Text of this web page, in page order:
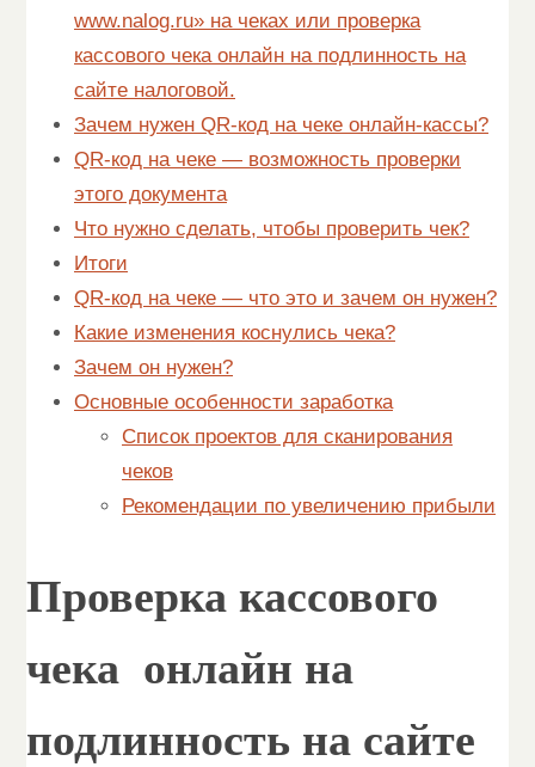
www.nalog.ru» на чеках или проверка
кассового чека онлайн на подлинность на
сайте налоговой.
Зачем нужен QR-код на чеке онлайн-кассы?
QR-код на чеке — возможность проверки
этого документа
Что нужно сделать, чтобы проверить чек?
Итоги
QR-код на чеке — что это и зачем он нужен?
Какие изменения коснулись чека?
Зачем он нужен?
Основные особенности заработка
Список проектов для сканирования
чеков
Рекомендации по увеличению прибыли
Проверка кассового
чека онлайн на
подлинность на сайте